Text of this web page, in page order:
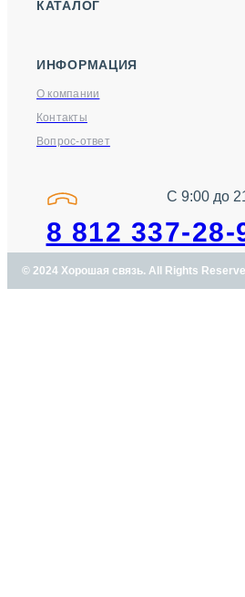
КАТАЛОГ
ИНФОРМАЦИЯ
О компании
Контакты
Вопрос-ответ
С 9:00 до
8 812 337-28-
© 2024 Хорошая связь. All Rights